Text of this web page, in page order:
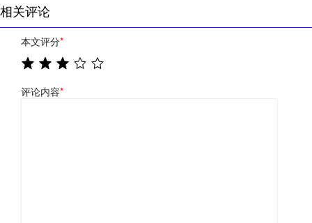
相关评论
本文评分*
评论内容*